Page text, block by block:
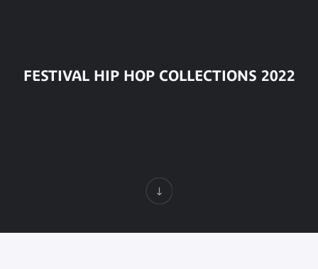
FESTIVAL HIP HOP COLLECTIONS 2022